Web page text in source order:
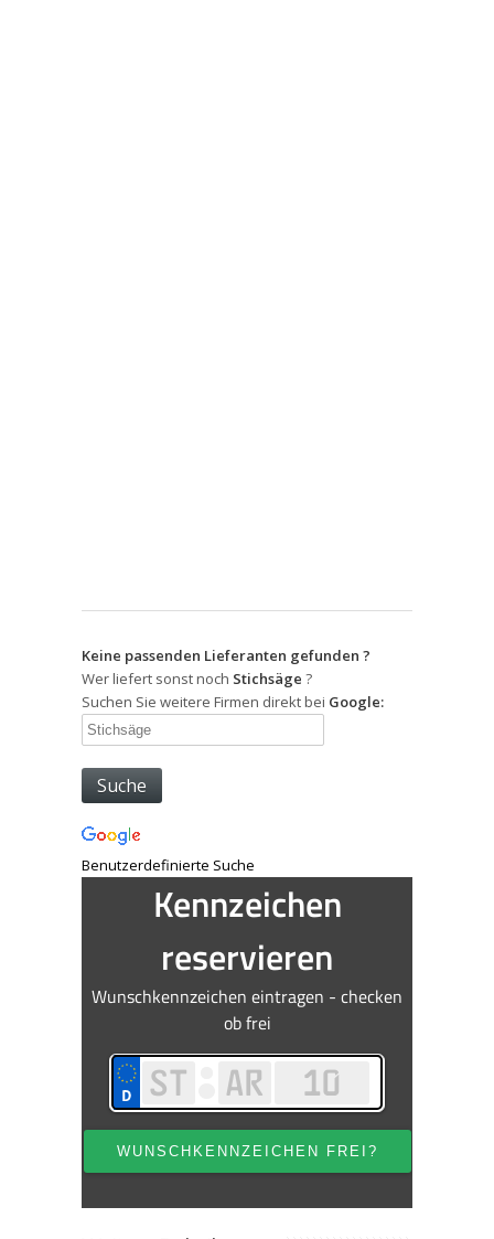
Keine passenden Lieferanten gefunden ?
Wer liefert sonst noch Stichsäge ?
Suchen Sie weitere Firmen direkt bei Google:
Benutzerdefinierte Suche